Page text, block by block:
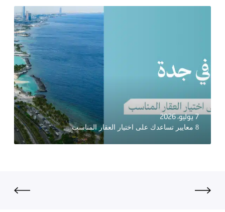
7 يوليو، 2026
8 معايير تساعدك على اختيار العقار المناسب